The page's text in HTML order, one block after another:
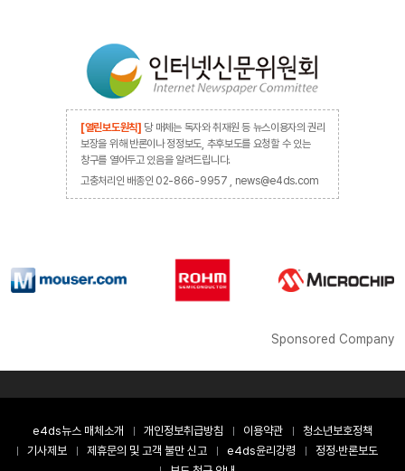
[열린보도원칙] 당 매체는 독자와 취재원 등 뉴스이용자의 권리
보장을 위해 반론이나 정정보도, 추후보도를 요청할 수 있는
창구를 열어두고 있음을 알려드립니다.
고충처리인 배종인 02-866-9957 , news@e4ds.com
Sponsored Company
e4ds뉴스 매체소개 개인정보취급방침 이용약관
청소년보호정책
기사제보
제휴문의 및 고객 불만 신고 e4ds윤리강령
정정·반론보도